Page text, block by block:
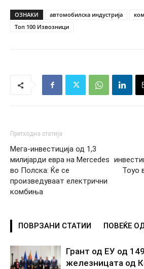
ОЗНАКИ автомобилска индустрија
Топ 100 Извозници
Претходна статија
Мега-инвестиција од 1,3
милијарди евра на Mercedes
во Полска: Ќе се
произведуваат електрични
комбиња
Toyo
ПОВРЗАНИ СТАТИИ ПОВЕЌЕ
Грант од ЕУ од
железницата од